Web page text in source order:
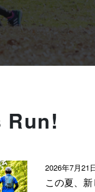
Run!
2026年7月21
この夏、